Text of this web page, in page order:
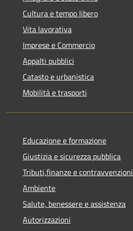
Cultura e tempo libero
Vita lavorativa
Imprese e Commercio
Appalti pubblici
Catasto e urbanistica
Mobilità e trasporti
Educazione e formazione
Giustizia e sicurezza pubblica
Tributi,finanze e contravvenzioni
Ambiente
Salute, benessere e assistenza
Autorizzazioni